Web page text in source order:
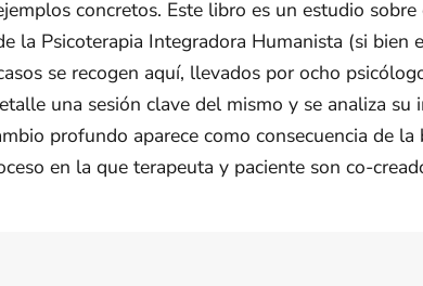
concretos. Este libro es un estudio
la Psicoterapia Integradora Humanista (si bien
se recogen aquí, llevados por ocho
una sesión clave del mismo y se analiza
profundo aparece como consecuencia de
en la que terapeuta y paciente son co-